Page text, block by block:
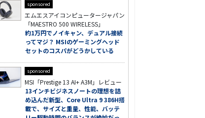
sponsored
エムエスアイコンピュータージャパン
「MAESTRO 500 WIRELESS」
約1万円でノイキャン、デュアル接続
ってマジ？ MSIのゲーミングヘッド
セットのコスパがどうかしている
sponsored
MSI「Prestige 13 AI+ A3M」レビュー
13インチビジネスノートの理想を詰
め込んだ新型、Core Ultra 9 386H搭
載で、サイズと重量、性能、バッテ